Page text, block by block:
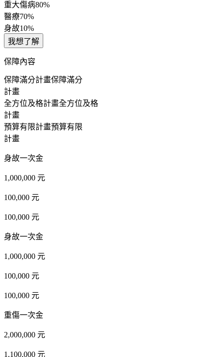
重大傷病80%
醫療70%
身故10%
我想了解
保障內容
保障滿分計畫保障滿分
計畫
全方位及格計畫全方位及格
計畫
預算有限計畫預算有限
計畫
身故一次金
1,000,000 元
100,000 元
100,000 元
身故一次金
1,000,000 元
100,000 元
100,000 元
重傷一次金
2,000,000 元
1,100,000 元